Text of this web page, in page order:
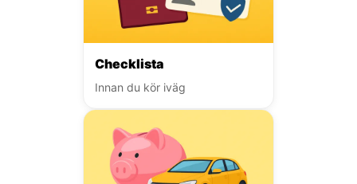
Checklista
Innan du kör iväg